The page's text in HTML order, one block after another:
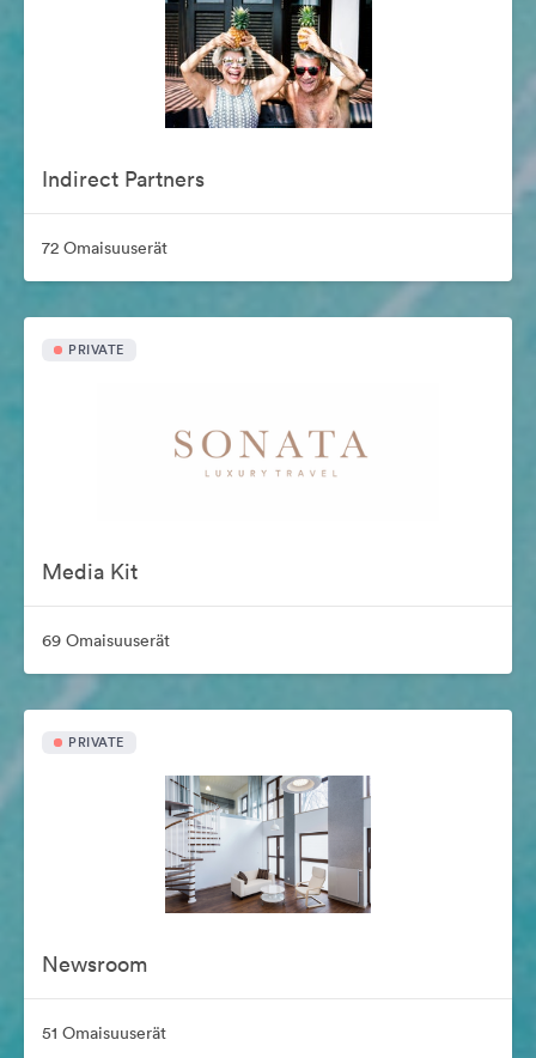
Indirect Partners
72 Omaisuuserät
PRIVATE
Media Kit
69 Omaisuuserät
PRIVATE
Newsroom
51 Omaisuuserät